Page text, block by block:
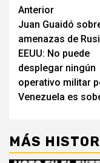
de
entradas
Anterior
Juan Guaidó
amenazas de
EEUU: No puede
desplegar ningún
operativo militar
Venezuela es
MÁS